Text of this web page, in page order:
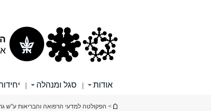
אודות | סגל ומנהלה |
הינך נמצא כאן
> הפקולטה למדעי הרפואה והבריאות ע"ש